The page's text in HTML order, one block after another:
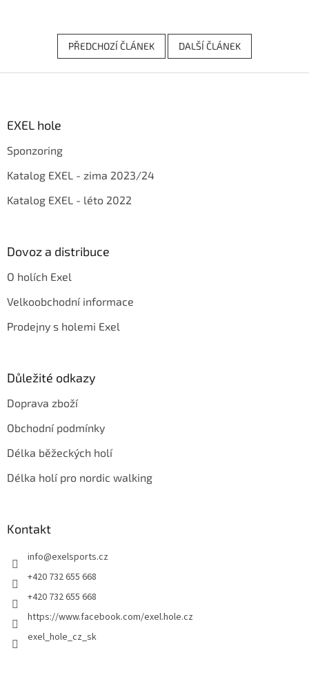
PŘEDCHOZÍ ČLÁNEK DALŠÍ ČLÁNEK
EXEL hole
Sponzoring
Katalog EXEL - zima 2023/24
Katalog EXEL - léto 2022
Dovoz a distribuce
O holích Exel
Velkoobchodní informace
Prodejny s holemi Exel
Důležité odkazy
Doprava zboží
Obchodní podmínky
Délka běžeckých holí
Délka holí pro nordic walking
Kontakt
info@exelsports.cz
+420 732 655 668
+420 732 655 668
https://www.facebook.com/exel.hole.cz
exel_hole_cz_sk